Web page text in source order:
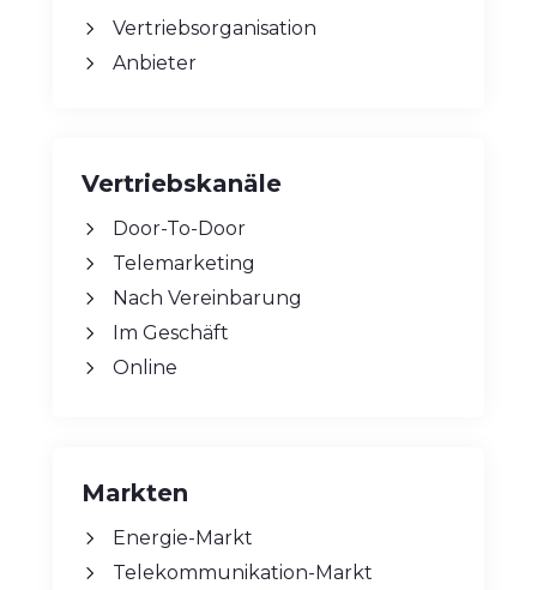
Vertriebsorganisation
Anbieter
Vertriebskanäle
Door-To-Door
Telemarketing
Nach Vereinbarung
Im Geschäft
Online
Markten
Energie-Markt
Telekommunikation-Markt